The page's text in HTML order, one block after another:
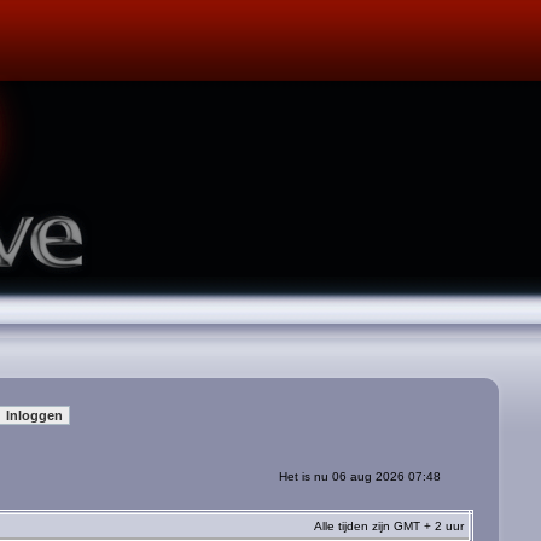
Het is nu 06 aug 2026 07:48
Alle tijden zijn GMT + 2 uur